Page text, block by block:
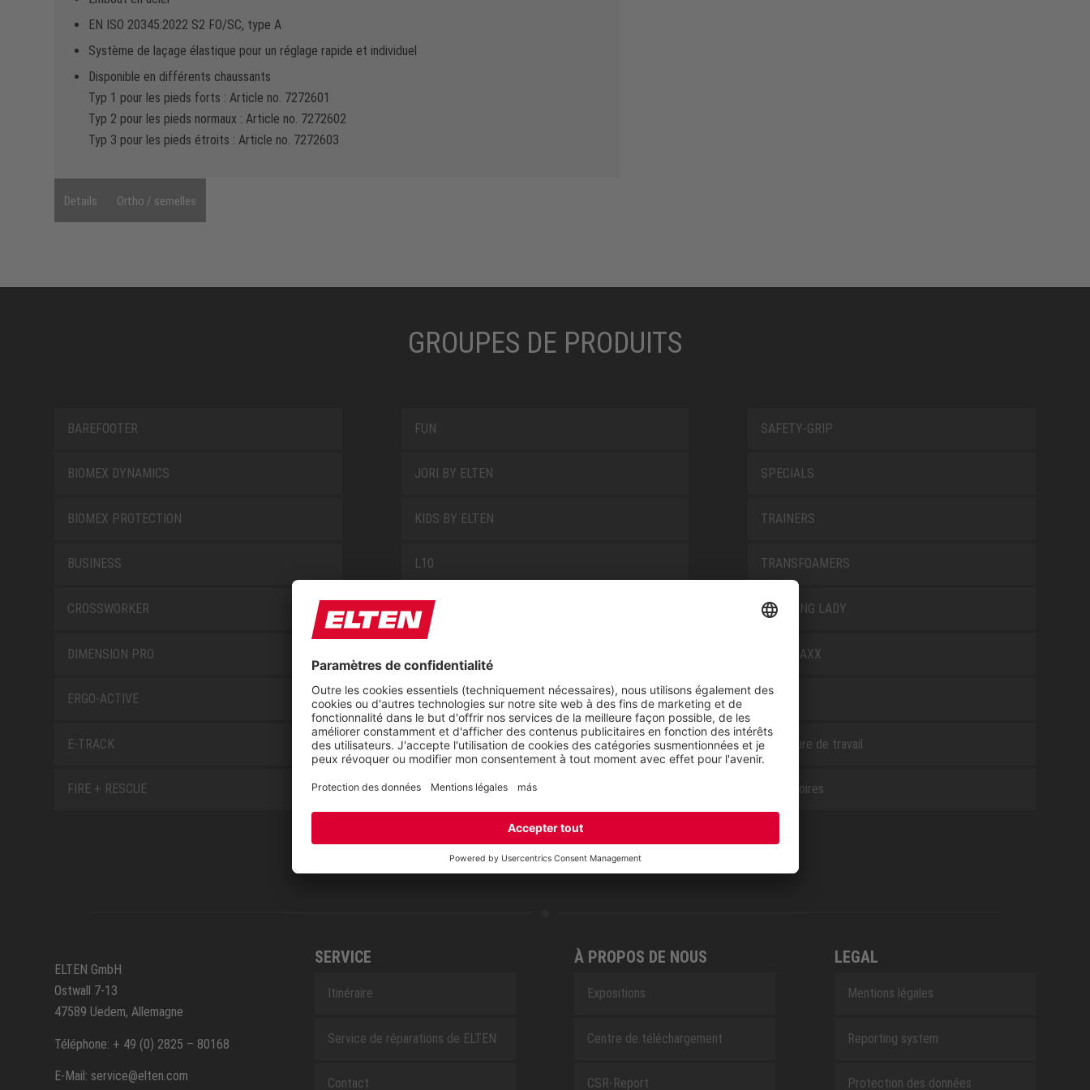
EN ISO 20345:2022 S2 FO/SC, type A
Système de laçage élastique pour un réglage rapide et individuel
Disponible en différents chaussants
Typ 1 pour les pieds forts : Article no. 7272601
Typ 2 pour les pieds normaux : Article no. 7272602
Typ 3 pour les pieds étroits : Article no. 7272603
Details Ortho / semelles
GROUPES DE PRODUITS
BAREFOOTER
BIOMEX DYNAMICS
BIOMEX PROTECTION
BUSINESS
CROSSWORKER
DIMENSION PRO
ERGO-ACTIVE
E-TRACK
FIRE + RESCUE
FUN
JORI BY ELTEN
KIDS BY ELTEN
L10
LOWA WORK COLLECTION
NEW CLASSICS
NOVA
RETRO
SAFETY-GRIP
SPECIALS
TRAINERS
TRANSFOAMERS
TREKKING LADY
WELLMAXX
WHITE
Chaussure de travail
Accessoires
ELTEN GmbH
Ostwall 7-13
47589 Uedem, Allemagne
Téléphone: + 49 (0) 2825 – 80168
E-Mail: service@elten.com
SERVICE
Itinéraire
Service de réparations de ELTEN
Contact
À PROPOS DE NOUS
Expositions
Centre de téléchargement
CSR-Report
LEGAL
Mentions légales
Reporting system
Protection des données